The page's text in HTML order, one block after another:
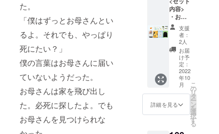
た。
「僕はずっとお母さんとい
るよ。それでも、やっぱり
死にたい？」
僕の言葉はお母さんに届い
ていないようだった。
お母さんは家を飛び出し
た。必死に探したよ。でも
お母さんを見つけられな
カー・T
シャツ
のサイ
ズは本
文内
「リ
ター
ン」を
ご確認
くださ
い ※発
注の都
合上、
お届け
ジ １個
・トー
トバッ
ク １個
・Tシャ
ツ１枚
Tシャツ
のサイ
ズは
【S/M/L
】がご
ざいま
す。 オ
プショ
内容>
・お礼
のメー
ル ・活
動報告
・ヤン
グケア
ラー協
会オリ
ジナル
ステッ
カー１
枚 ・オ
リジナ
支援
者：
2人
お届
け予
定：
2022
年10
月
詳細を見る
こ
の
リ
タ
ー
ン
を
選
択
す
る